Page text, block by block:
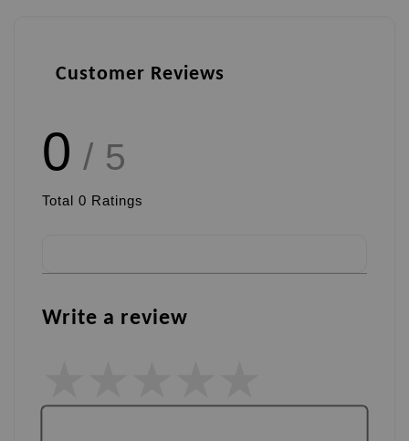
Customer Reviews
0 / 5
Total 0 Ratings
Write a review